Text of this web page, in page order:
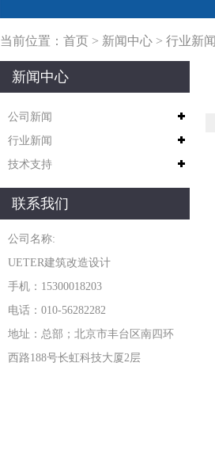
当前位置： 首页 > 新闻中心 > 行业新闻
新闻中心
公司新闻
行业新闻
技术支持
联系我们
公司名称:
UETER建筑改造设计
手机：15300018203
电话：010-56282282
地址：总部；北京市丰台区南四环
西路188号长虹科技大厦2层